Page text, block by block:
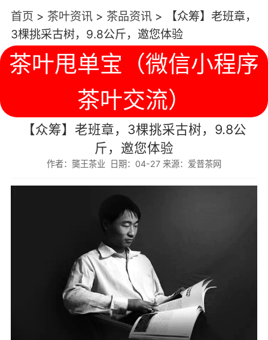
首页 > 茶叶资讯> 茶品资讯 >
【众筹】老班章，
3棵挑采古树，9.8公斤，邀您体验
茶叶甩单宝（微信小程序
茶叶交流）
【众筹】老班章，3棵挑采古树，9.8公
斤，邀您体验
作者：龑王茶业 日期：04-27 来源：爱普茶网